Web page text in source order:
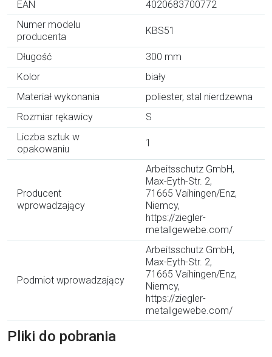
EAN
4020683700772
Numer modelu
producenta
KBS51
Długość
300 mm
Kolor
biały
Materiał wykonania
poliester, stal nierdzewna
Rozmiar rękawicy
S
Liczba sztuk w
opakowaniu
1
Producent
wprowadzający
Arbeitsschutz GmbH,
Max-Eyth-Str. 2,
71665 Vaihingen/Enz,
Niemcy,
https://ziegler-
metallgewebe.com/
Podmiot wprowadzający
Arbeitsschutz GmbH,
Max-Eyth-Str. 2,
71665 Vaihingen/Enz,
Niemcy,
https://ziegler-
metallgewebe.com/
Pliki do pobrania